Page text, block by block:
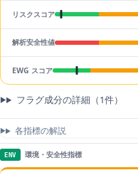
リスクスコア
解析安全性値
EWG スコア
フラグ成分の詳細（1件）
各指標の解説
ENV 環境・安全性指標